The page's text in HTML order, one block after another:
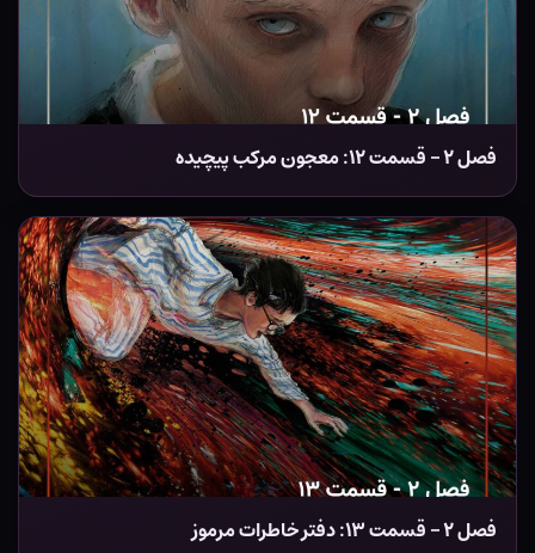
فصل ۲ – قسمت ۱۲: معجون مرکب پیچیده
فصل ۲ – قسمت ۱۳: دفتر خاطرات مرموز